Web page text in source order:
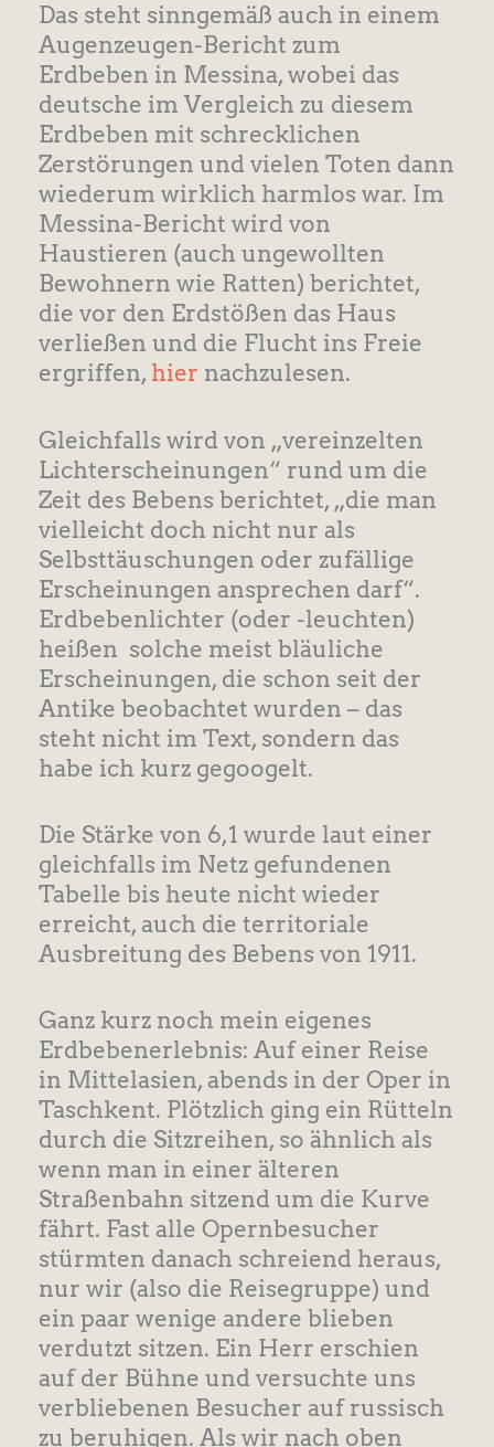
Das steht sinngemäß auch in einem
Augenzeugen-Bericht zum
Erdbeben in Messina, wobei das
deutsche im Vergleich zu diesem
Erdbeben mit schrecklichen
Zerstörungen und vielen Toten dann
wiederum wirklich harmlos war. Im
Messina-Bericht wird von
Haustieren (auch ungewollten
Bewohnern wie Ratten) berichtet,
die vor den Erdstößen das Haus
verließen und die Flucht ins Freie
ergriffen, hier nachzulesen.
Gleichfalls wird von „vereinzelten
Lichterscheinungen“ rund um die
Zeit des Bebens berichtet, „die man
vielleicht doch nicht nur als
Selbsttäuschungen oder zufällige
Erscheinungen ansprechen darf“.
Erdbebenlichter (oder -leuchten)
heißen solche meist bläuliche
Erscheinungen, die schon seit der
Antike beobachtet wurden – das
steht nicht im Text, sondern das
habe ich kurz gegoogelt.
Die Stärke von 6,1 wurde laut einer
gleichfalls im Netz gefundenen
Tabelle bis heute nicht wieder
erreicht, auch die territoriale
Ausbreitung des Bebens von 1911.
Ganz kurz noch mein eigenes
Erdbebenerlebnis: Auf einer Reise
in Mittelasien, abends in der Oper in
Taschkent. Plötzlich ging ein Rütteln
durch die Sitzreihen, so ähnlich als
wenn man in einer älteren
Straßenbahn sitzend um die Kurve
fährt. Fast alle Opernbesucher
stürmten danach schreiend heraus,
nur wir (also die Reisegruppe) und
ein paar wenige andere blieben
verdutzt sitzen. Ein Herr erschien
auf der Bühne und versuchte uns
verbliebenen Besucher auf russisch
zu beruhigen. Als wir nach oben